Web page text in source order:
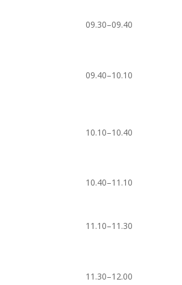
09.30–09.40
09.40–10.10
10.10–10.40
10.40–11.10
11.10–11.30
11.30–12.00